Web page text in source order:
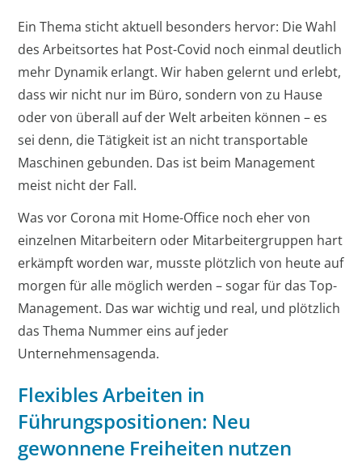
Ein Thema sticht aktuell besonders hervor: Die Wahl
des Arbeitsortes hat Post-Covid noch einmal deutlich
mehr Dynamik erlangt. Wir haben gelernt und erlebt,
dass wir nicht nur im Büro, sondern von zu Hause
oder von überall auf der Welt arbeiten können – es
sei denn, die Tätigkeit ist an nicht transportable
Maschinen gebunden. Das ist beim Management
meist nicht der Fall.
Was vor Corona mit Home-Office noch eher von
einzelnen Mitarbeitern oder Mitarbeitergruppen hart
erkämpft worden war, musste plötzlich von heute auf
morgen für alle möglich werden – sogar für das Top-
Management. Das war wichtig und real, und plötzlich
das Thema Nummer eins auf jeder
Unternehmensagenda.
Flexibles Arbeiten in
Führungspositionen: Neu
gewonnene Freiheiten nutzen